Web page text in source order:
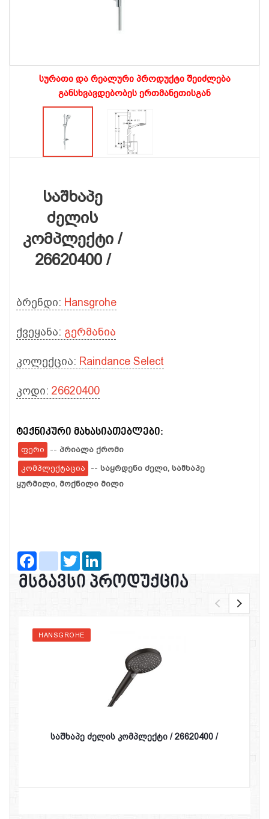
სურათი და რეალური პროდუქტი შეიძლება
განსხვავდებობეს ერთმანეთისგან
საშხაპე
ძელის
კომპლექტი /
26620400 /
ბრენდი: Hansgrohe
ქვეყანა: გერმანია
კოლექცია: Raindance Select
კოდი: 26620400
ტექნიკური მახასიათებლები:
ფერი -- პრიალა ქრომი
კომპლექტაცია -- საყრდენი ძელი, საშხაპე
ყურმილი, მოქნილი მილი
FacebookinstagramTwitter
მსგავსი პროდუქცია
HANSGROHE
საშხაპე ძელის კომპლექტი / 26620400 /